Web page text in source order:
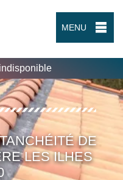
MENU
indisponible
DE
LES ILHES